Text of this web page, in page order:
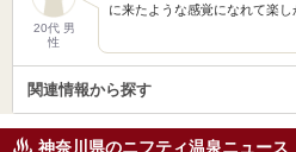
20代 男
性
に来たような感覚になれて楽し
関連情報から探す
神奈川県のニフティ温泉ニュース